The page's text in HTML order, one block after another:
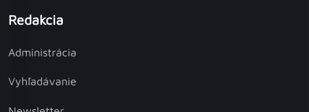
Redakcia
Administrácia
Vyhľadávanie